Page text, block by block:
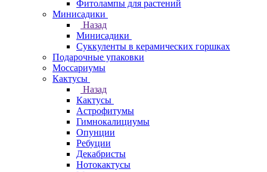
Фитолампы для растений
Минисадики
Назад
Минисадики
Суккуленты в керамических горшках
Подарочные упаковки
Моссариумы
Кактусы
Назад
Кактусы
Астрофитумы
Гимнокалициумы
Опунции
Ребуции
Декабристы
Нотокактусы